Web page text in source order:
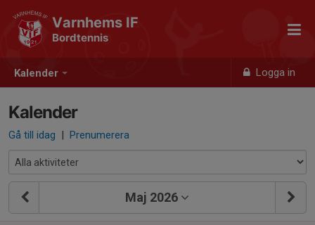
Kalender Logga in
Varnhems IF
Bordtennis
Kalender
Gå till idag | Prenumerera
Maj 2026